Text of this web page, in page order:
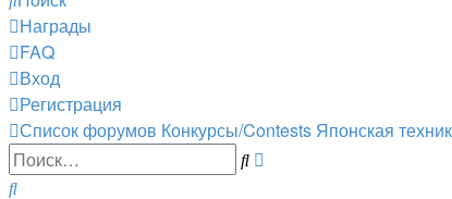
Награды
FAQ
Вход
Регистрация
Список форумов Конкурсы/Contests Японская
Поиск
Поиск